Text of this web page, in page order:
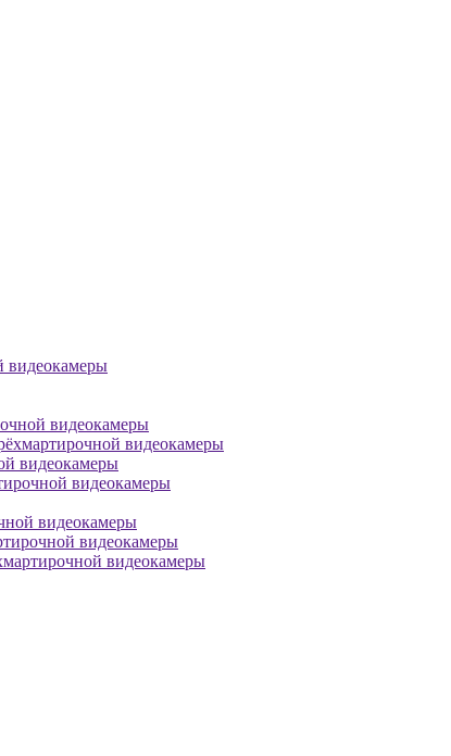
видеокамеры
видеокамеры
видеокамеры
видеокамеры
видеокамеры
видеокамеры
видеокамеры
видеокамеры